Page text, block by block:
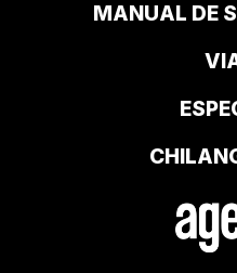
MANUAL DE